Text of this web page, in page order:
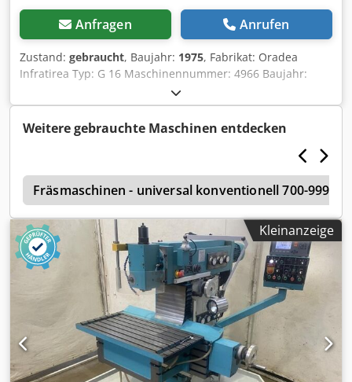
Anfragen Anrufen
Zustand: gebraucht, Baujahr: 1975, Fabrikat: Oradea
Infratirea Typ: G 16 Maschinennummer: 4966 Baujahr:
1975 Bohrleistung: 30 mm Spindelaufnahme: MK 3
Drehzahlbereich: 150 bis 2.360 U/min Vorschub: ja (defekt)
Tisch: 490 x 390 mm Spannfläche: 400 x 300 mm
Ausladung: 285 mm Pinolenhub: 160 mm
Spindelstockverstellung: 200 mm Tischverstellung: 350 mm
Stellfläche: 500 x 830 mm Anschluss: 1,65 kW Ausstattung:
Gewindeschneideinrichtung Csdpfx Amjrnrpvjujha
Zustand: gut, Vorschub defekt Gewicht: 0,7 t Abmaße: 500
x 830 x 2.100 mm
Weitere gebrauchte Maschinen entdecken
Fräsmaschinen - universal konventionell 700-
Kleinanzeige